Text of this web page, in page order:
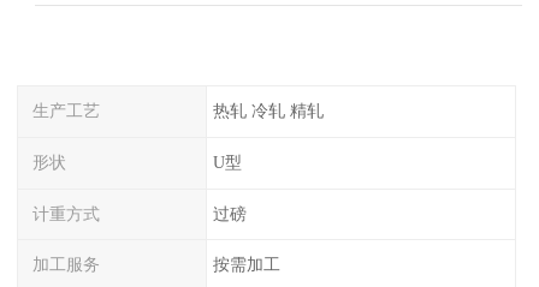
生产工艺 热轧 冷轧 精轧
形状 U型
计重方式 过磅
加工服务 按需加工